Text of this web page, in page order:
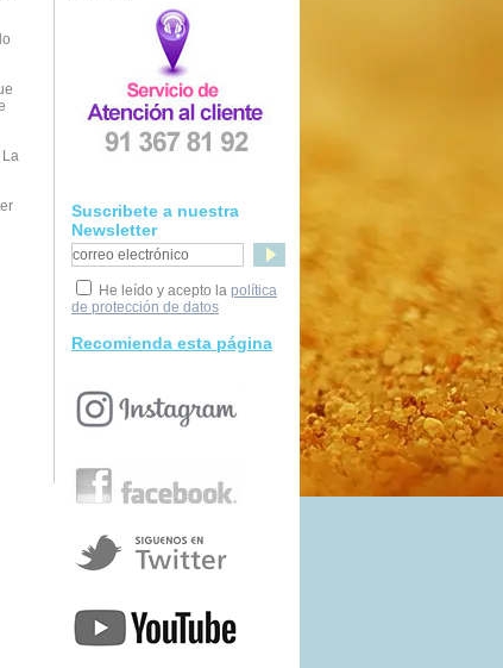
La
Suscribete a nuestra
Newsletter
He leído y acepto la política
de protección de datos
Recomienda esta página